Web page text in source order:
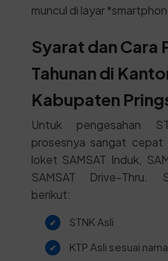
muncul di layar
Syarat dan Cara
Tahunan di
Kabupaten
Untuk pengesahan
prosesnya sangat cepat
loket SAMSAT Induk,
SAMSAT Drive-Thru.
berikut:
STNK Asli
KTP Asli sesuai